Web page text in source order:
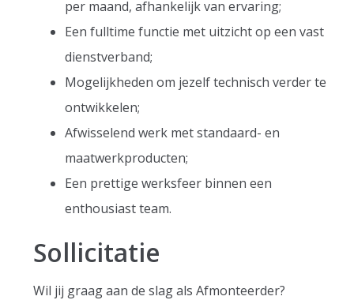
per maand, afhankelijk van ervaring;
Een fulltime functie met uitzicht op een vast
dienstverband;
Mogelijkheden om jezelf technisch verder te
ontwikkelen;
Afwisselend werk met standaard- en
maatwerkproducten;
Een prettige werksfeer binnen een
enthousiast team.
Sollicitatie
Wil jij graag aan de slag als Afmonteerder?